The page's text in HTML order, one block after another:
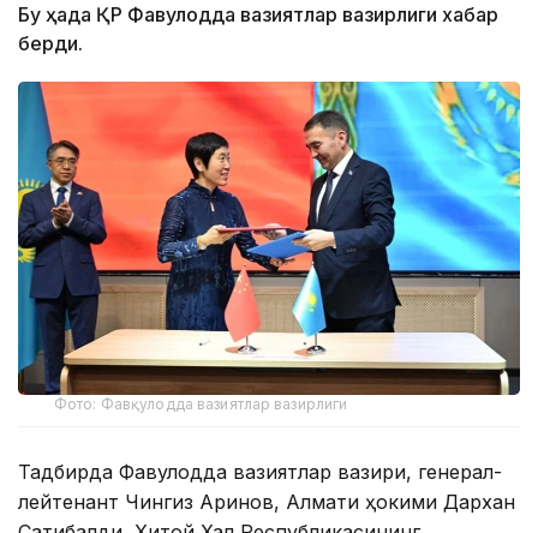
Бу ҳақда ҚР Фавқулодда вазиятлар вазирлиги хабар
берди.
Фото: Фавқулодда вазиятлар вазирлиги
Тадбирда Фавқулодда вазиятлар вазири, генерал-
лейтенант Чингиз Аринов, Алмати ҳокими Дархан